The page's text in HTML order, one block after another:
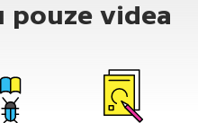
pouze videa